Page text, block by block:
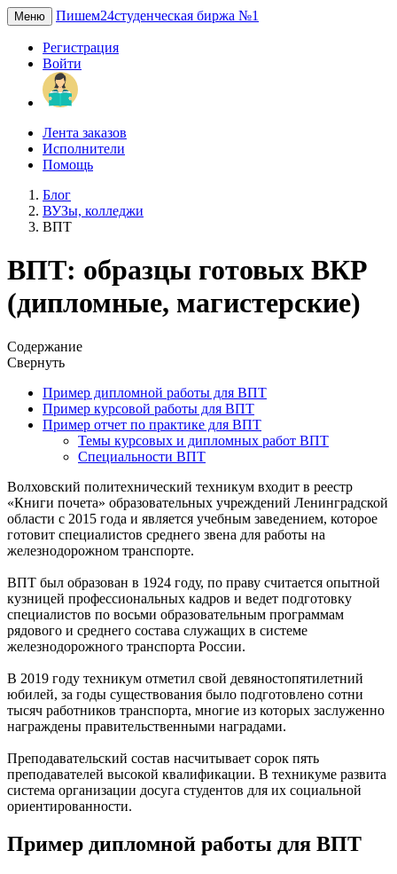
Меню Пишем24студенческая биржа №1
Регистрация
Войти
Лента заказов
Исполнители
Помощь
Блог
ВУЗы, колледжи
ВПТ
ВПТ: образцы готовых ВКР
(дипломные, магистерские)
Содержание
Свернуть
Пример дипломной работы для ВПТ
Пример курсовой работы для ВПТ
Пример отчет по практике для ВПТ
Темы курсовых и дипломных работ ВПТ
Специальности ВПТ
Волховский политехнический техникум входит в реестр
«Книги почета» образовательных учреждений Ленинградской
области с 2015 года и является учебным заведением, которое
готовит специалистов среднего звена для работы на
железнодорожном транспорте.
ВПТ был образован в 1924 году, по праву считается опытной
кузницей профессиональных кадров и ведет подготовку
специалистов по восьми образовательным программам
рядового и среднего состава служащих в системе
железнодорожного транспорта России.
В 2019 году техникум отметил свой девяностопятилетний
юбилей, за годы существования было подготовлено сотни
тысяч работников транспорта, многие из которых заслуженно
награждены правительственными наградами.
Преподавательский состав насчитывает сорок пять
преподавателей высокой квалификации. В техникуме развита
система организации досуга студентов для их социальной
ориентированности.
Пример дипломной работы для ВПТ